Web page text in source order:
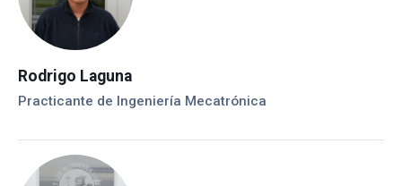
Rodrigo Laguna
Practicante de Ingeniería Mecatrónica